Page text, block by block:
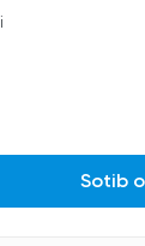
Sotib